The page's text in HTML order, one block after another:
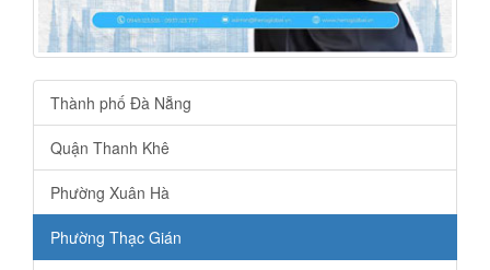
Thành phố Đà Nẵng
Quận Thanh Khê
Phường Xuân Hà
Phường Thạc Gián